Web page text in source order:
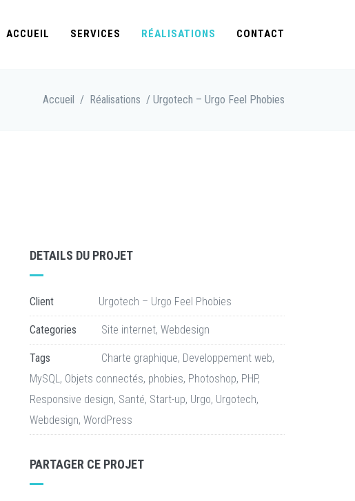
ACCUEIL SERVICES RÉALISATIONS CONTACT
Accueil / Réalisations / Urgotech – Urgo Feel Phobies
DETAILS DU PROJET
Client Urgotech – Urgo Feel Phobies
Categories Site internet, Webdesign
Tags Charte graphique, Developpement web,
MySQL, Objets connectés, phobies, Photoshop, PHP,
Responsive design, Santé, Start-up, Urgo, Urgotech,
Webdesign, WordPress
PARTAGER CE PROJET